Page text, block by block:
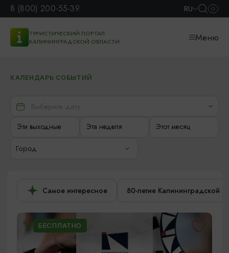
8 (800) 200-55-39 RU
ТУРИСТИЧЕСКИЙ ПОРТАЛ
КАЛИНИНГРАДСКОЙ ОБЛАСТИ
Меню
КАЛЕНДАРЬ СОБЫТИЙ
Эти выходные Эта неделя Этот месяц
Город
Самое интересное 80-летие Калининградской
БЕСПЛАТНО